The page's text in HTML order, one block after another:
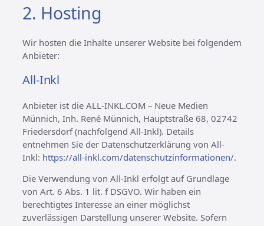
2. Hosting
Wir hosten die Inhalte unserer Website bei folgendem
Anbieter:
All-Inkl
Anbieter ist die ALL-INKL.COM – Neue Medien
Münnich, Inh. René Münnich, Hauptstraße 68, 02742
Friedersdorf (nachfolgend All-Inkl). Details
entnehmen Sie der Datenschutzerklärung von All-
Inkl: https://all-inkl.com/datenschutzinformationen/.
Die Verwendung von All-Inkl erfolgt auf Grundlage
von Art. 6 Abs. 1 lit. f DSGVO. Wir haben ein
berechtigtes Interesse an einer möglichst
zuverlässigen Darstellung unserer Website. Sofern